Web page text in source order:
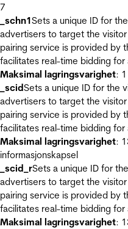
7
_schn1Sets a unique ID for
advertisers to target the
pairing service is provided by
facilitates real-time bidding for
Maksimal lagringsvarighet:
_scidSets a unique ID for the
advertisers to target the
pairing service is provided by
facilitates real-time bidding for
Maksimal lagringsvarighet:
informasjonskapsel
_scid_rSets a unique ID for
advertisers to target the
pairing service is provided by
facilitates real-time bidding for
Maksimal lagringsvarighet: